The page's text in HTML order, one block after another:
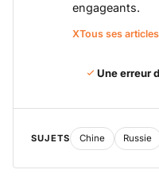
engageants.
XTous ses
Une erreur
SUJETS Chine Russie